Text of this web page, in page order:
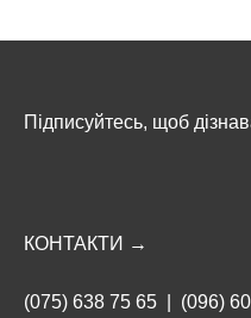
Підписуйтесь, щоб
КОНТАКТИ →
(075) 638 75 65 (096)